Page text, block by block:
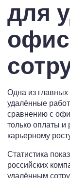
для
Одна из
удалённые
сравнению с
только оплаты и
карьерному
Статистика
российских
удалённым